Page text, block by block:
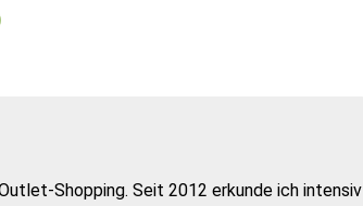
Shopping. Seit 2012 erkunde ich intensiv